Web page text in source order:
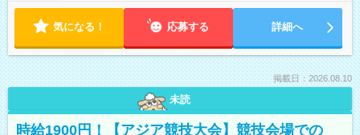
気になる！ 応募する 詳細へ
掲載日：2026.08.10
未読
時給1900円！【アジア競技大会】競技会場での